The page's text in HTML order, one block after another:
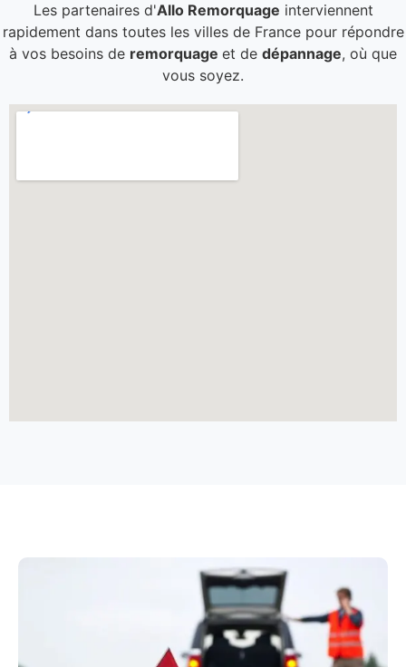
Les partenaires d'Allo Remorquage interviennent
rapidement dans toutes les villes de France pour répondre
à vos besoins de remorquage et de dépannage, où que
vous soyez.